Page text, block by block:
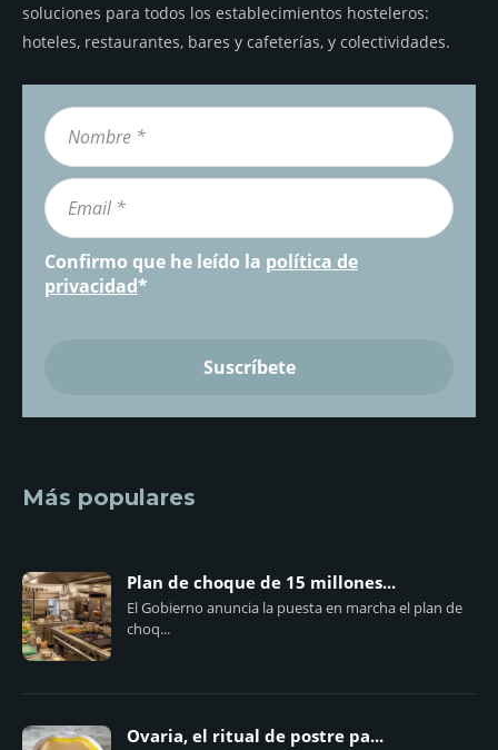
soluciones para todos los establecimientos hosteleros:
hoteles, restaurantes, bares y cafeterías, y colectividades.
Confirmo que he leído la política de
privacidad*
Más populares
Plan de choque de 15 millones...
El Gobierno anuncia la puesta en marcha el plan de
choq...
Ovaria, el ritual de postre pa...